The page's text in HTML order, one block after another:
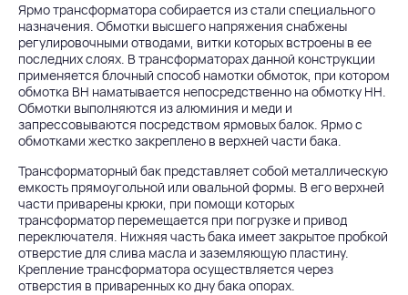
Ярмо трансформатора собирается из стали специального
назначения. Обмотки высшего напряжения снабжены
регулировочными отводами, витки которых встроены в ее
последних слоях. В трансформаторах данной конструкции
применяется блочный способ намотки обмоток, при котором
обмотка ВН наматывается непосредственно на обмотку НН.
Обмотки выполняются из алюминия и меди и
запрессовываются посредством ярмовых балок. Ярмо с
обмотками жестко закреплено в верхней части бака.
Трансформаторный бак представляет собой металлическую
емкость прямоугольной или овальной формы. В его верхней
части приварены крюки, при помощи которых
трансформатор перемещается при погрузке и привод
переключателя. Нижняя часть бака имеет закрытое пробкой
отверстие для слива масла и заземляющую пластину.
Крепление трансформатора осуществляется через
отверстия в приваренных ко дну бака опорах.